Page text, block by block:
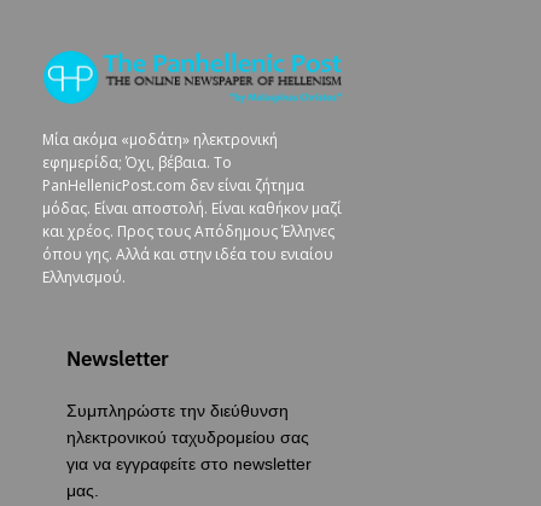
Μία ακόμα «μοδάτη» ηλεκτρονική
εφημερίδα; Όχι, βέβαια. To
PanHellenicPost.com δεν είναι ζήτημα
μόδας. Είναι αποστολή. Είναι καθήκον μαζί
και χρέος. Προς τους Απόδημους Έλληνες
όπου γης. Αλλά και στην ιδέα του ενιαίου
Ελληνισμού.
Newsletter
Συμπληρώστε την διεύθυνση
ηλεκτρονικού ταχυδρομείου σας
για να εγγραφείτε στο newsletter
μας.